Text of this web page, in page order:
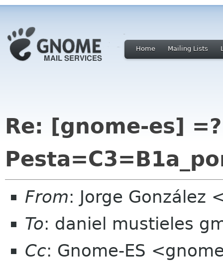
Home Mailing Lists
Re: [gnome-es]
From: Jorge González
To: daniel mustieles
Cc: Gnome-ES